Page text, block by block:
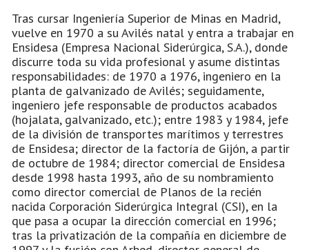
Tras cursar Ingeniería Superior de Minas en Madrid,
vuelve en 1970 a su Avilés natal y entra a trabajar en
Ensidesa (Empresa Nacional Siderúrgica, S.A.), donde
discurre toda su vida profesional y asume distintas
responsabilidades: de 1970 a 1976, ingeniero en la
planta de galvanizado de Avilés; seguidamente,
ingeniero jefe responsable de productos acabados
(hojalata, galvanizado, etc.); entre 1983 y 1984, jefe
de la división de transportes marítimos y terrestres
de Ensidesa; director de la factoría de Gijón, a partir
de octubre de 1984; director comercial de Ensidesa
desde 1998 hasta 1993, año de su nombramiento
como director comercial de Planos de la recién
nacida Corporación Siderúrgica Integral (CSI), en la
que pasa a ocupar la dirección comercial en 1996;
tras la privatización de la compañía en diciembre de